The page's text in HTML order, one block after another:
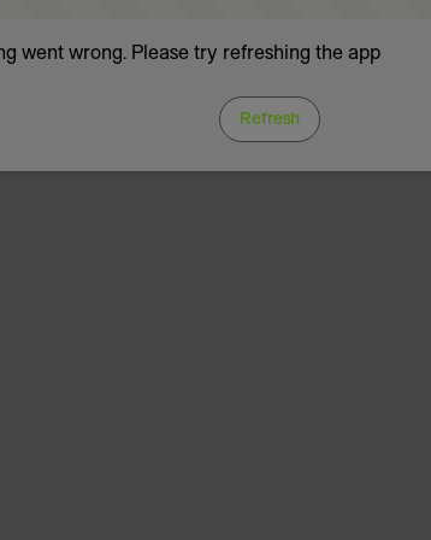
went wrong. Please try refreshing the app
Refresh